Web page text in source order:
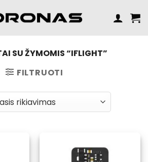
SU ŽYMOMIS “IFLIGHT”
FILTRUOTI